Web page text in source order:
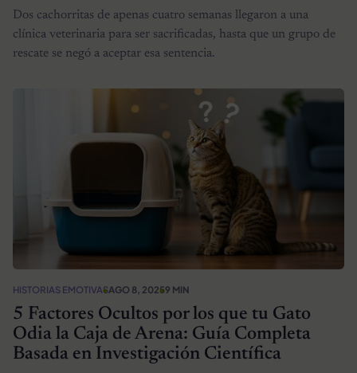
Dos cachorritas de apenas cuatro semanas llegaron a una
clínica veterinaria para ser sacrificadas, hasta que un grupo de
rescate se negó a aceptar esa sentencia.
HISTORIAS EMOTIVASAGO 8, 20259 MIN
5 Factores Ocultos por los que tu Gato
Odia la Caja de Arena: Guía Completa
Basada en Investigación Científica